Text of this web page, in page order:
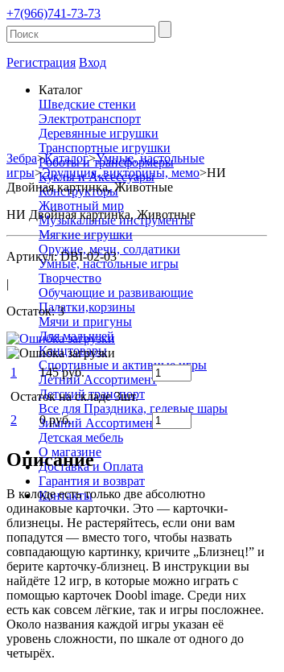
+7(966)741-73-73
Регистрация Вход
Каталог
Шведские стенки
Электротранспорт
Деревянные игрушки
Транспортные игрушки
Роботы и трансформеры
Куклы и Аксессуары
Конструкторы
Животный мир
Музыкальные инструменты
Мягкие игрушки
Оружие, мечи, солдатики
Умные, настольные игры
Творчество
Обучающие и развивающие
Палатки,корзины
Мячи и пригуны
Для малышей
Канцтовары
Спортивные и активные игры
Летний Ассортимент
Детский транспорт
Все для Праздника, гелевые шары
Зимний Ассортимент
Детская мебель
О магазине
Доставка и Оплата
Гарантия и возврат
Контакты
Зебра>Каталог>Умные, настольные
игры>Эрудиция, викторины, мемо>НИ
Двойная картинка, Животные
НИ Двойная картинка, Животные
Артикул: DBI-02-03
|
Остаток: 3
1
145 руб.
Остаток на складе 3шт.
2
0 руб.
Описание
В колоде есть только две абсолютно
одинаковые карточки. Это — карточки-
близнецы. Не растеряйтесь, если они вам
попадутся — вместо того, чтобы назвать
совпадающую картинку, кричите „Близнец!” и
берите карточку-близнец. В инструкции вы
найдёте 12 игр, в которые можно играть с
помощью карточек Doobl image. Среди них
есть как совсем лёгкие, так и игры посложнее.
Около названия каждой игры указан её
уровень сложности, по шкале от одного до
четырёх.